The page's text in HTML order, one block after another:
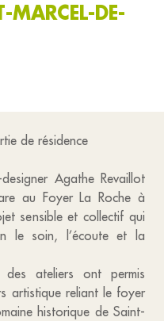
DE-
de résidence
Agathe Revaillot
au Foyer La Roche à
sensible et collectif qui
le soin, l’écoute et la
ateliers ont permis
artistique reliant le foyer
historique de Saint-